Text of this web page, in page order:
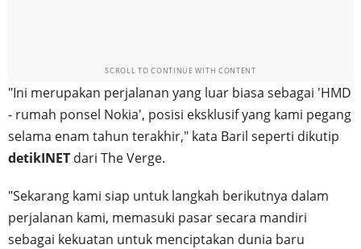
SCROLL TO CONTINUE WITH CONTENT
"Ini merupakan perjalanan yang luar biasa sebagai 'HMD
- rumah ponsel Nokia', posisi eksklusif yang kami pegang
selama enam tahun terakhir," kata Baril seperti dikutip
detikINET dari The Verge.
"Sekarang kami siap untuk langkah berikutnya dalam
perjalanan kami, memasuki pasar secara mandiri
sebagai kekuatan untuk menciptakan dunia baru